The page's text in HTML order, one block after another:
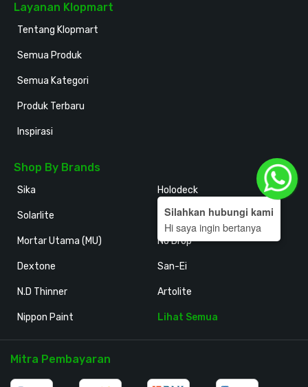
Layanan Klopmart
Tentang Klopmart
Semua Produk
Semua Kategori
Produk Terbaru
Inspirasi
Shop By Brands
Sika
Solarlite
Mortar Utama (MU)
Dextone
N.D Thinner
Nippon Paint
Holodeck
Kansai Paint
No Drop
San-Ei
Artolite
Lihat Semua
Mitra Pembayaran
Silahkan hubungi kami
Hi saya ingin bertanya